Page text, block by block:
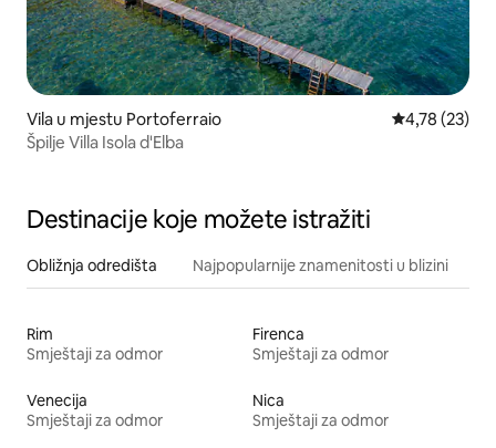
Vila u mjestu Portoferraio Prosječna
4,78 (23)
Špilje Villa Isola d'Elba
Destinacije koje možete istražiti
Obližnja odredišta Najpopularnije znamenitosti u blizini
Rim
Smještaji za odmor
Firenca
Smještaji za odmor
Venecija
Smještaji za odmor
Nica
Smještaji za odmor